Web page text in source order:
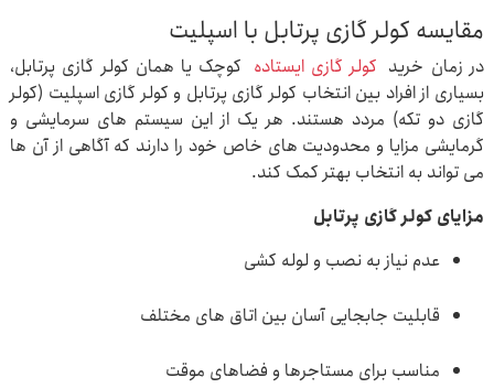
مقایسه کولر گازی پرتابل با اسپلیت
در زمان خرید کولر گازی ایستاده کوچک یا همان کولر گازی پرتابل،
بسیاری از افراد بین انتخاب کولر گازی پرتابل و کولر گازی اسپلیت (کولر
گازی دو تکه) مردد هستند. هر یک از این سیستم های سرمایشی و
گرمایشی مزایا و محدودیت های خاص خود را دارند که آگاهی از آن ها
می تواند به انتخاب بهتر کمک کند.
مزایای کولر گازی پرتابل
عدم نیاز به نصب و لوله کشی
قابلیت جابجایی آسان بین اتاق های مختلف
مناسب برای مستاجرها و فضاهای موقت